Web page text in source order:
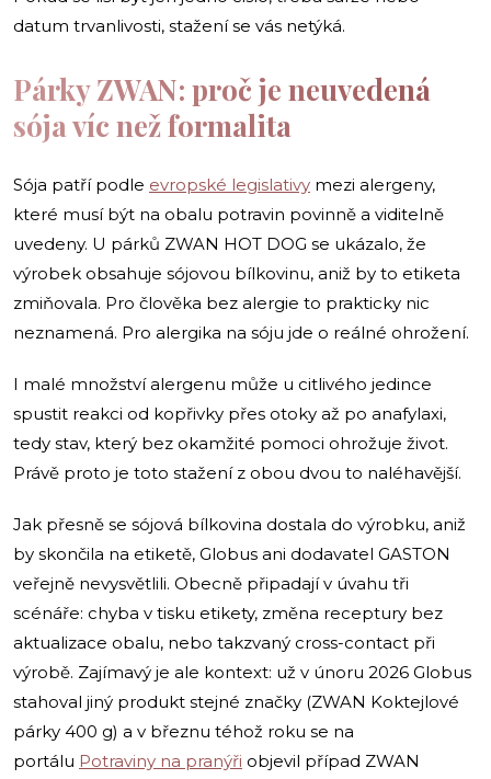
datum trvanlivosti, stažení se vás netýká.
Párky ZWAN: proč je neuvedená
sója víc než formalita
Sója patří podle evropské legislativy mezi alergeny,
které musí být na obalu potravin povinně a viditelně
uvedeny. U párků ZWAN HOT DOG se ukázalo, že
výrobek obsahuje sójovou bílkovinu, aniž by to etiketa
zmiňovala. Pro člověka bez alergie to prakticky nic
neznamená. Pro alergika na sóju jde o reálné ohrožení.
I malé množství alergenu může u citlivého jedince
spustit reakci od kopřivky přes otoky až po anafylaxi,
tedy stav, který bez okamžité pomoci ohrožuje život.
Právě proto je toto stažení z obou dvou to naléhavější.
Jak přesně se sójová bílkovina dostala do výrobku, aniž
by skončila na etiketě, Globus ani dodavatel GASTON
veřejně nevysvětlili. Obecně připadají v úvahu tři
scénáře: chyba v tisku etikety, změna receptury bez
aktualizace obalu, nebo takzvaný cross-contact při
výrobě. Zajímavý je ale kontext: už v únoru 2026 Globus
stahoval jiný produkt stejné značky (ZWAN Koktejlové
párky 400 g) a v březnu téhož roku se na
portálu Potraviny na pranýři objevil případ ZWAN